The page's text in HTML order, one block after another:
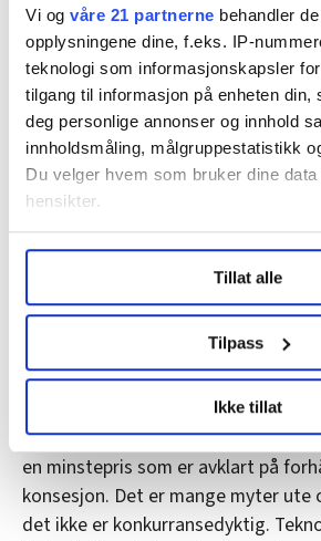
Vi og våre 21 partnerne behandler
opplysningene dine, f.eks. IP-
teknologi som informasjonskapsler
tilgang til informasjon på enheten din,
deg personlige annonser og innhold
innholdsmåling, målgruppestatistikk
Du velger hvem som bruker dine
hensikter.
Undermer infokan du lese om
data behandles og hvordan du kan
brukes. Du kan hele tiden endre eller
samtykke fra erklæringen om
LO Medias publikasjoner
og fontene.no bruker
lære hvordan våre nettsider blir brukt
relevant innhold, tilpassede annonser
statistikk.
Vi deler bare informasjon om hvordan
Tillat alle
Tilpass
Ikke tillat
– Deres ønske er jo å fortsette å
gass. Det er naturlig. De har jo en
framstille olje som rent, mener
Oversikt: Her er korona-
gjelder nå
Mange myter ute og går
MDG-lederen mener vi må ha en
forhold til havvind enn det
– MDG ønsker å bygge ut 100 TwH
som kan gi minst 27.000
da må vi tørre å legge gode
Storbritannia nå gjør, ved at
en minstepris som er avklart på
konsesjon. Det er mange myter ute
det ikke er konkurransedyktig.